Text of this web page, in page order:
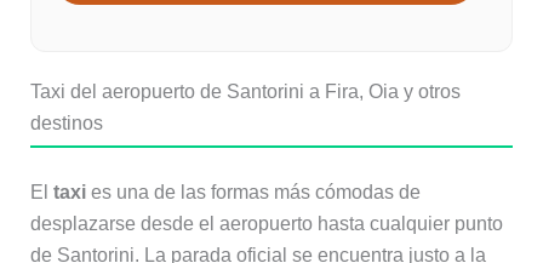
Taxi del aeropuerto de Santorini a Fira, Oia y otros
destinos
El taxies una de las formas más cómodas de
desplazarse desde el aeropuerto hasta cualquier punto
de Santorini. La parada oficial se encuentra justo a la